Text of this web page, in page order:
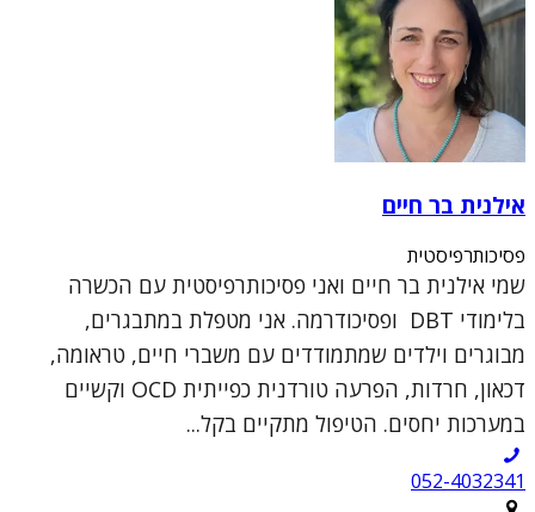
אילנית בר חיים
פסיכותרפיסטית
שמי אילנית בר חיים ואני פסיכותרפיסטית עם הכשרה
בלימודי DBT ופסיכודרמה. אני מטפלת במתבגרים,
מבוגרים וילדים שמתמודדים עם משברי חיים, טראומה,
דכאון, חרדות, הפרעה טורדנית כפייתית OCD וקשיים
במערכות יחסים. הטיפול מתקיים בקל...
052-4032341